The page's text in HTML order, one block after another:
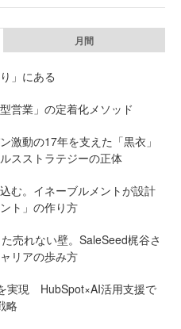
月間
」にある
営業」の定着化メソッド
激動の17年を支えた「黒衣」
スストラテジーの正体
む。イネーブルメントが設計
ト」の作り方
売れない壁。SaleSeed梶谷さ
リアの歩み方
実現 HubSpot×AI活用支援で
略